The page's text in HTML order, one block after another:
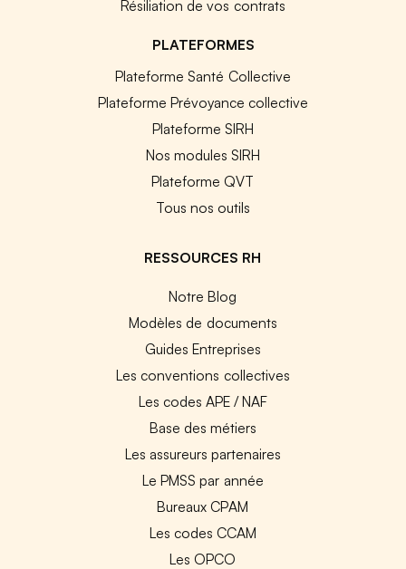
Résiliation de vos contrats
PLATEFORMES
Plateforme Santé Collective
Plateforme Prévoyance collective
Plateforme SIRH
Nos modules SIRH
Plateforme QVT
Tous nos outils
RESSOURCES RH
Notre Blog
Modèles de documents
Guides Entreprises
Les conventions collectives
Les codes APE / NAF
Base des métiers
Les assureurs partenaires
Le PMSS par année
Bureaux CPAM
Les codes CCAM
Les OPCO